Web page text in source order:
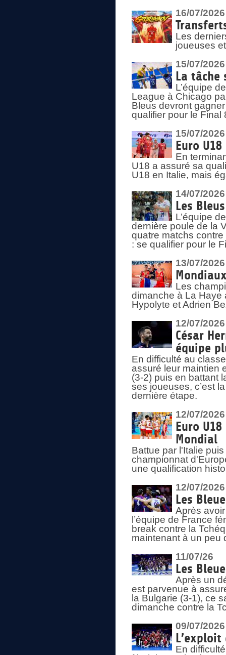
16/07/2026
Les
joueuses
15/07/2026
La tâche
L’équipe
League à Chicago
Bleus devront
qualifier pour le Final
15/07/2026
Euro
En
U18 a assuré sa
U18 en Italie, mais
14/07/2026
Les
L’équipe
dernière poule de la
quatre matchs
: se qualifier pour le
13/07/2026
Les
dimanche à La Haye
Hypolyte et Adrien
12/07/2026
César
équipe
En difficulté au
assuré leur maintien
(3-2) puis en battant
ses joueuses, c’est
dernière étape.
12/07/2026
Euro
Mondial
Battue par l'Italie
championnat
une qualification
12/07/2026
Les
Après
l’équipe de France
break contre la
maintenant à un peu
11/07/26
Les
Après un
est parvenue à
la Bulgarie (3-1), ce
dimanche contre la
09/07/2026
En